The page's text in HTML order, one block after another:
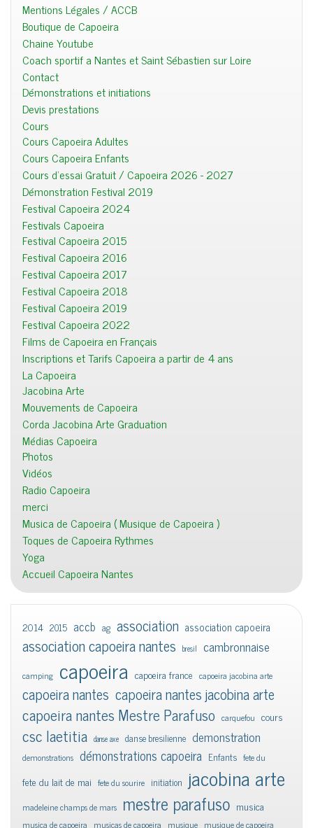
Mentions Légales / ACCB
Boutique de Capoeira
Chaine Youtube
Coach sportif a Nantes et Saint Sébastien sur Loire
Contact
Démonstrations et initiations
Devis prestations
Cours
Cours Capoeira Adultes
Cours Capoeira Enfants
Cours d'essai Gratuit / Capoeira 2026 - 2027
Démonstration Festival 2019
Festival Capoeira 2024
Festivals Capoeira
Festival Capoeira 2015
Festival Capoeira 2016
Festival Capoeira 2017
Festival Capoeira 2018
Festival Capoeira 2019
Festival Capoeira 2022
Films de Capoeira en Français
Inscriptions et Tarifs Capoeira a partir de 4 ans
La Capoeira
Jacobina Arte
Mouvements de Capoeira
Corda Jacobina Arte Graduation
Médias Capoeira
Photos
Vidéos
Radio Capoeira
merci
Musica de Capoeira ( Musique de Capoeira )
Toques de Capoeira Rythmes
Yoga
Accueil Capoeira Nantes
2014 2015 accb ag association association capoeira
association capoeira nantes bresil cambronnaise
camping capoeira capoeira france capoeira jacobina arte
capoeira nantes capoeira nantes jacobina arte
capoeira nantes Mestre Parafuso carquefou cours
csc laetitia danse axe danse bresilienne demonstration
demonstrations démonstrations capoeira Enfants fete du
fete du lait de mai fete du sourire initiation jacobina arte
madeleine champs de mars mestre parafuso musica
musica de capoeira musicas de capoeira musique musique de capoeira